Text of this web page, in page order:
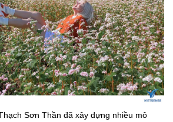
Sơn Thần đã xây dựng nhiều mô